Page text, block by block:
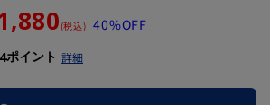
(税込) 40%OFF
ポイント 詳細